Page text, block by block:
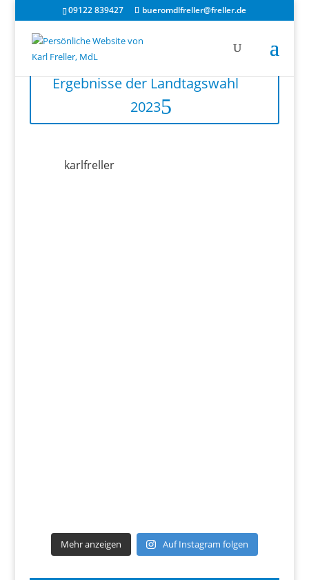
09122 839427 bueromdlfreller@freller.de
Ergebnisse der Landtagswahl
2023
karlfreller
Mehr anzeigen Auf Instagram folgen